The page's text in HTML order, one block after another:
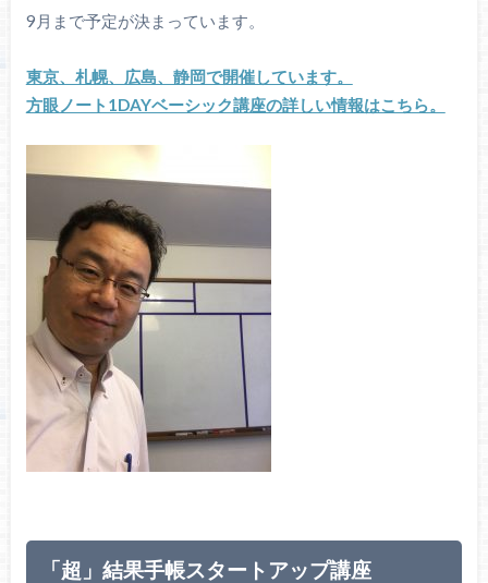
9 月まで予定が決まっています。
東京、札幌、広島、静岡で開催しています。
方眼ノート1DAYベーシック講座の詳しい情報はこちら。
「超」結果手帳スタートアップ講座